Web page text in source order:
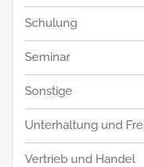
Schulung
Seminar
Sonstige
Unterhaltung und
Vertrieb und Handel